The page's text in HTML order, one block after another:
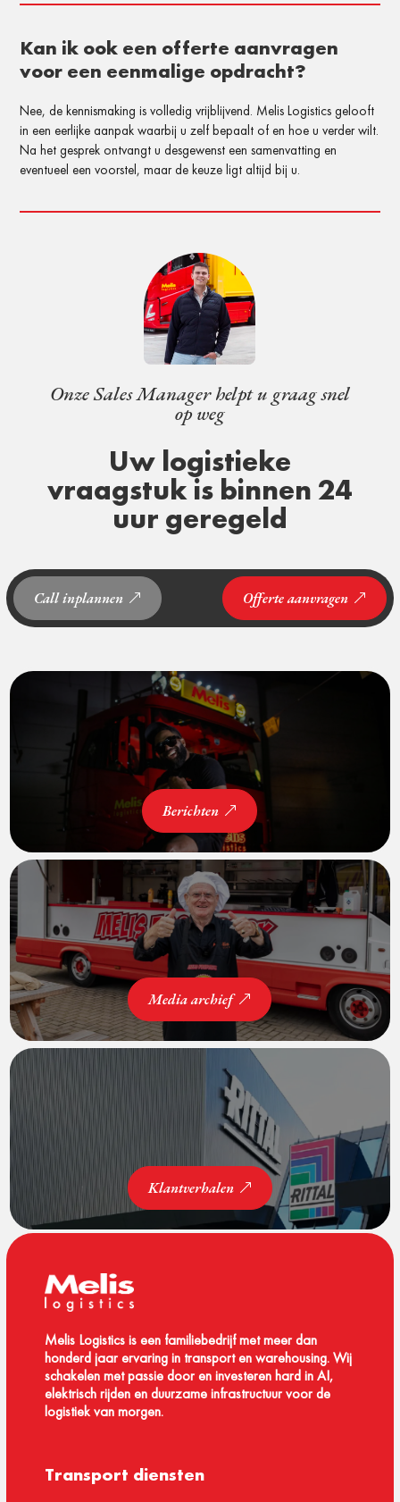
Kan ik ook een offerte aanvragen
voor een eenmalige opdracht?
Nee, de kennismaking is volledig vrijblijvend. Melis Logistics gelooft
in een eerlijke aanpak waarbij u zelf bepaalt of en hoe u verder wilt.
Na het gesprek ontvangt u desgewenst een samenvatting en
eventueel een voorstel, maar de keuze ligt altijd bij u.
Onze Sales Manager helpt u graag snel
op weg
Uw logistieke
vraagstuk is binnen 24
uur geregeld
Call inplannen Offerte aanvragen
Berichten
Media archief
Klantverhalen
Melis Logistics is een familiebedrijf met meer dan
honderd jaar ervaring in transport en warehousing. Wij
schakelen met passie door en investeren hard in AI,
elektrisch rijden en duurzame infrastructuur voor de
logistiek van morgen.
Transport diensten